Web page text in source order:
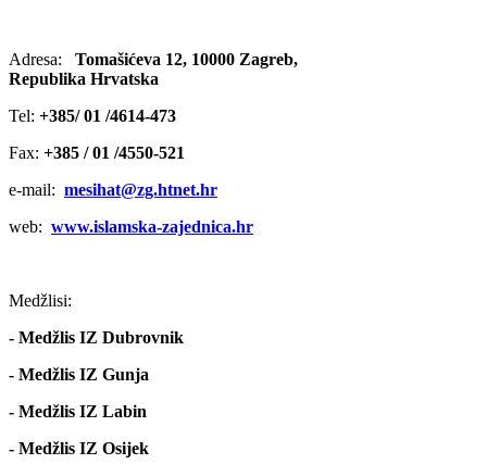
Adresa: Tomašićeva 12, 10000 Zagreb,
Republika Hrvatska
Tel: +385/ 01 /4614-473
Fax: +385 / 01 /4550-521
e-mail: mesihat@zg.htnet.hr
web: www.islamska-zajednica.hr
Medžlisi:
- Medžlis IZ Dubrovnik
- Medžlis IZ Gunja
- Medžlis IZ Labin
- Medžlis IZ Osijek